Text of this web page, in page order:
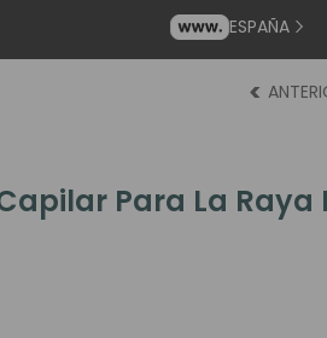
ESPAÑA
Capilar Para La Raya